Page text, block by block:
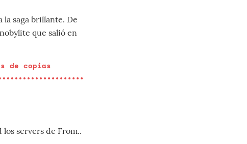
la saga brillante. De
que salió en
de copias
servers de From..